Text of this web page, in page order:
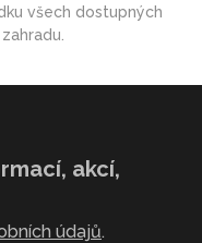
všech dostupných
akcí,
údajů.